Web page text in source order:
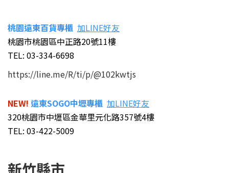
桃園遠東百貨專櫃 加LINE好友
桃園市桃園區中正路20號11樓
TEL: 03-334-6698
https://line.me/R/ti/p/@102kwtjs
NEW! 遠東SOGO中壢專櫃 加LINE好友
320桃園市中壢區金華里元化路357號4樓
TEL: 03-422-5009